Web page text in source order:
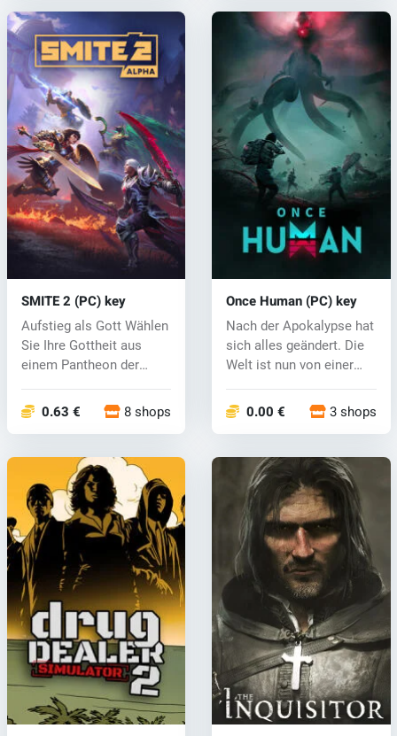
SMITE 2 (PC) key
Aufstieg als Gott Wählen
Sie Ihre Gottheit aus
einem Pantheon der
0.63 € 8 shops
Once Human (PC) key
Nach der Apokalypse hat
sich alles geändert. Die
Welt ist nun von einer
0.00 € 3 shops